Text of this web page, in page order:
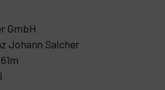
GmbH
Johann Salcher